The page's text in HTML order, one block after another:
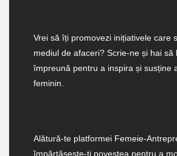
Vrei să îți promovezi inițiativele care
mediul de afaceri? Scrie-ne și hai să
împreună pentru a inspira și susține
feminin.
Alătură-te platformei Femeie-
împărtășește-ți povestea pentru a